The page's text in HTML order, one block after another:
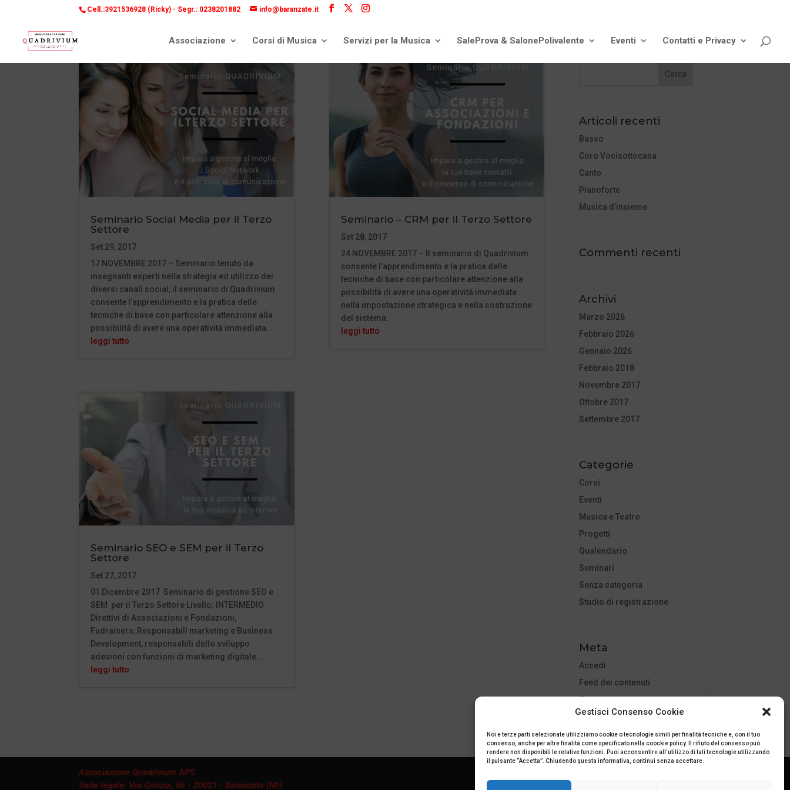
Gestisci Consenso Cookie
Noi e terze parti selezionate utilizziamo cookie o tecnologie simili per finalità tecniche e, con il tuo
consenso, anche per altre finalità come specificato nella coockie policy. Il rifiuto del consenso può
rendere non disponibili le relative funzioni. Puoi acconsentire all’utilizzo di tali tecnologie utilizzando
il pulsante “Accetta”. Chiudendo questa informativa, continui senza accettare.
Cell.:3921536928 (Ricky) - Segr.: 0238201882 info@baranzate.it
Associazione Corsi di Musica Servizi per la Musica SaleProva & SalonePolivalente Eventi Contatti e Privacy
Seminario Social Media per il Terzo
Settore
Set 29, 2017
17 NOVEMBRE 2017 – Seminario tenuto da
insegnanti esperti nella strategia ed utilizzo dei
diversi canali social, il seminario di Quadrivium
consente l’apprendimento e la pratica delle
tecniche di base con particolare attenzione alla
possibilità di avere una operatività immediata.
leggi tutto
Seminario SEO e SEM per il Terzo
Settore
Set 27, 2017
01 Dicembre 2017 Seminario di gestione SEO e
SEM per il Terzo Settore Livello: INTERMEDIO
Direttivi di Associazioni e Fondazioni,
Fudraisers, Responsabili marketing e Business
Development, responsabili dello sviluppo
adesioni con funzioni di marketing digitale....
leggi tutto
Seminario – CRM per il Terzo Settore
Set 28, 2017
24 NOVEMBRE 2017 – Il seminario di Quadrivium
consente l’apprendimento e la pratica delle
tecniche di base con particolare attenzione alla
possibilità di avere una operatività immediata
nella impostazione strategica e nella costruzione
del sistema.
leggi tutto
Articoli recenti
Basso
Coro Vocisottocasa
Canto
Pianoforte
Musica d’insieme
Commenti recenti
Archivi
Marzo 2026
Febbraio 2026
Gennaio 2026
Febbraio 2018
Novembre 2017
Ottobre 2017
Settembre 2017
Categorie
Corsi
Eventi
Musica e Teatro
Progetti
Qualendario
Seminari
Senza categoria
Studio di registrazione
Meta
Accedi
Feed dei contenuti
Feed dei commenti
WordPress.org
Associazione Quadrivium APS
Sede legale: Via Gorizia, 66 - 20021 - Baranzate (MI)